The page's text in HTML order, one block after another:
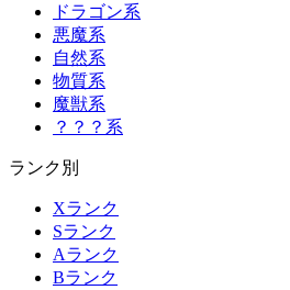
ドラゴン系
悪魔系
自然系
物質系
魔獣系
？？？系
ランク別
Xランク
Sランク
Aランク
Bランク